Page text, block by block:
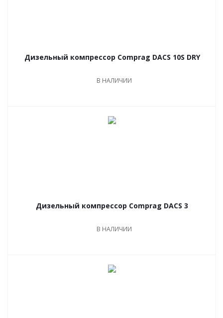
Дизельный компрессор Comprag DACS 10S DRY
В НАЛИЧИИ
Дизельный компрессор Comprag DACS 3
В НАЛИЧИИ